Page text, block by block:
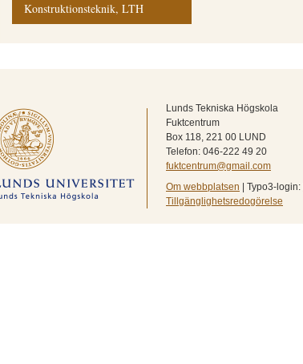
Konstruktionsteknik, LTH
Lunds Tekniska Högskola
Fuktcentrum
Box 118, 221 00 LUND
Telefon: 046-222 49 20
fuktcentrum@gmail.com
Om webbplatsen
Typo3-login:
Tillgänglighetsredogörelse